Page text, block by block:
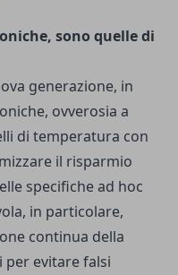
sono quelle di
generazione, in
ovverosia a
di temperatura con
il risparmio
specifiche ad hoc
in particolare,
continua della
evitare falsi